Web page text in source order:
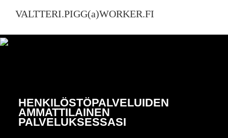
VALTTERI.PIGG(a)WORKER.FI
HENKILÖSTÖPALVELUIDEN
AMMATTILAINEN
PALVELUKSESSASI